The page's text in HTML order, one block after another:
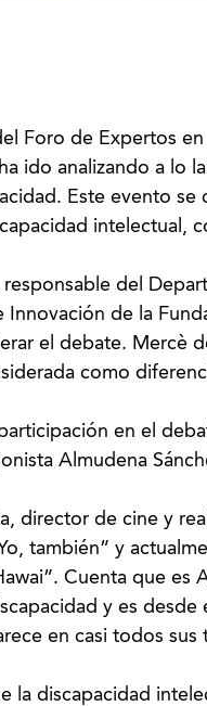
Foro de Expertos
ido analizando a lo
Este evento
intelectual,
responsable del
Innovación de la
el debate. Mercè
como
en el
Almudena
director de cine y
también” y
Cuenta que es
y es
en casi todos sus
la discapacidad